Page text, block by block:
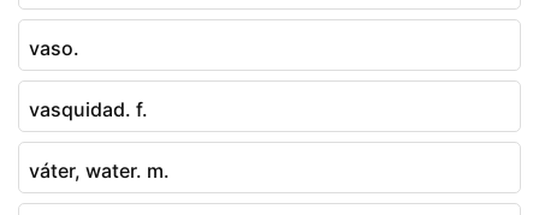
vaso.
vasquidad. f.
váter, water. m.